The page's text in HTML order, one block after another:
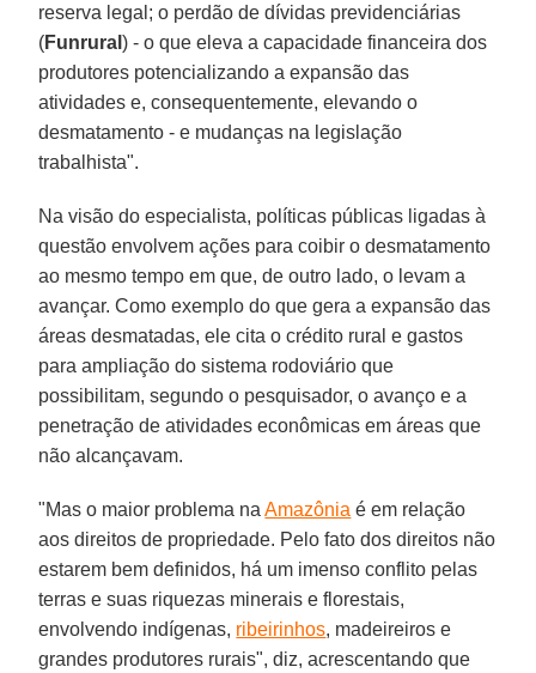
reserva legal; o perdão de dívidas previdenciárias
(Funrural) - o que eleva a capacidade financeira dos
produtores potencializando a expansão das
atividades e, consequentemente, elevando o
desmatamento - e mudanças na legislação
trabalhista".
Na visão do especialista, políticas públicas ligadas à
questão envolvem ações para coibir o desmatamento
ao mesmo tempo em que, de outro lado, o levam a
avançar. Como exemplo do que gera a expansão das
áreas desmatadas, ele cita o crédito rural e gastos
para ampliação do sistema rodoviário que
possibilitam, segundo o pesquisador, o avanço e a
penetração de atividades econômicas em áreas que
não alcançavam.
"Mas o maior problema naAmazônia é em relação
aos direitos de propriedade. Pelo fato dos direitos não
estarem bem definidos, há um imenso conflito pelas
terras e suas riquezas minerais e florestais,
envolvendo indígenas, ribeirinhos, madeireiros e
grandes produtores rurais", diz, acrescentando que